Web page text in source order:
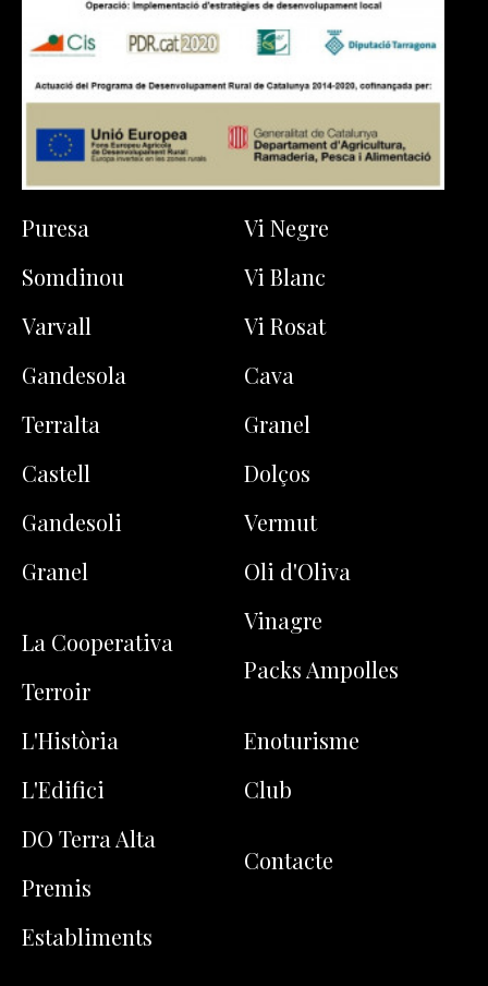
Puresa
Somdinou
Varvall
Gandesola
Terralta
Castell
Gandesoli
Granel
La Cooperativa
Terroir
L'Història
L'Edifici
DO Terra Alta
Premis
Establiments
Vi Negre
Vi Blanc
Vi Rosat
Cava
Granel
Dolços
Vermut
Oli d'Oliva
Vinagre
Packs Ampolles
Enoturisme
Club
Contacte